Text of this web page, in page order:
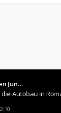
Jun…